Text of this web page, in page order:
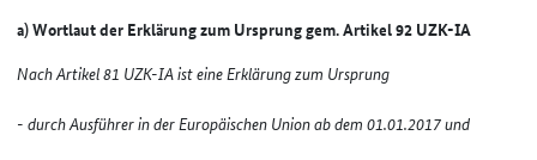
a) Wortlaut der Erklärung zum Ursprung gem. Artikel 92 UZK-IA
Nach Artikel 81 UZK-IA ist eine Erklärung zum Ursprung
- durch Ausführer in der Europäischen Union ab dem 01.01.2017 und